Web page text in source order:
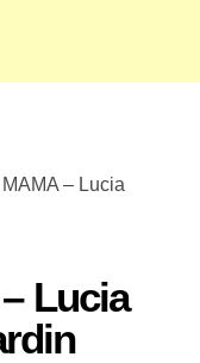
– Lucia
Lucia